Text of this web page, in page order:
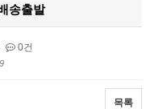
송출발
0건
목록